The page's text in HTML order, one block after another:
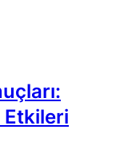
Etkileri